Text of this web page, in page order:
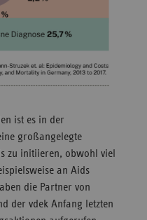
ist es in der
großangelegte
zu initiieren, obwohl viel
an Aids
die Partner von
der vdek Anfang letzten